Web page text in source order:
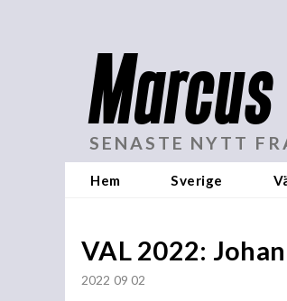
SENASTE NYTT
Hem Sverige
VAL 2022:
2022 09 02